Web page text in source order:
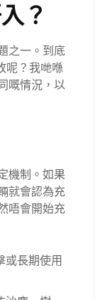
？
之一。到底
呢？我哋喺
嘅情況，以
機制。如果
就會認為充
唔會開始充
或長期使用